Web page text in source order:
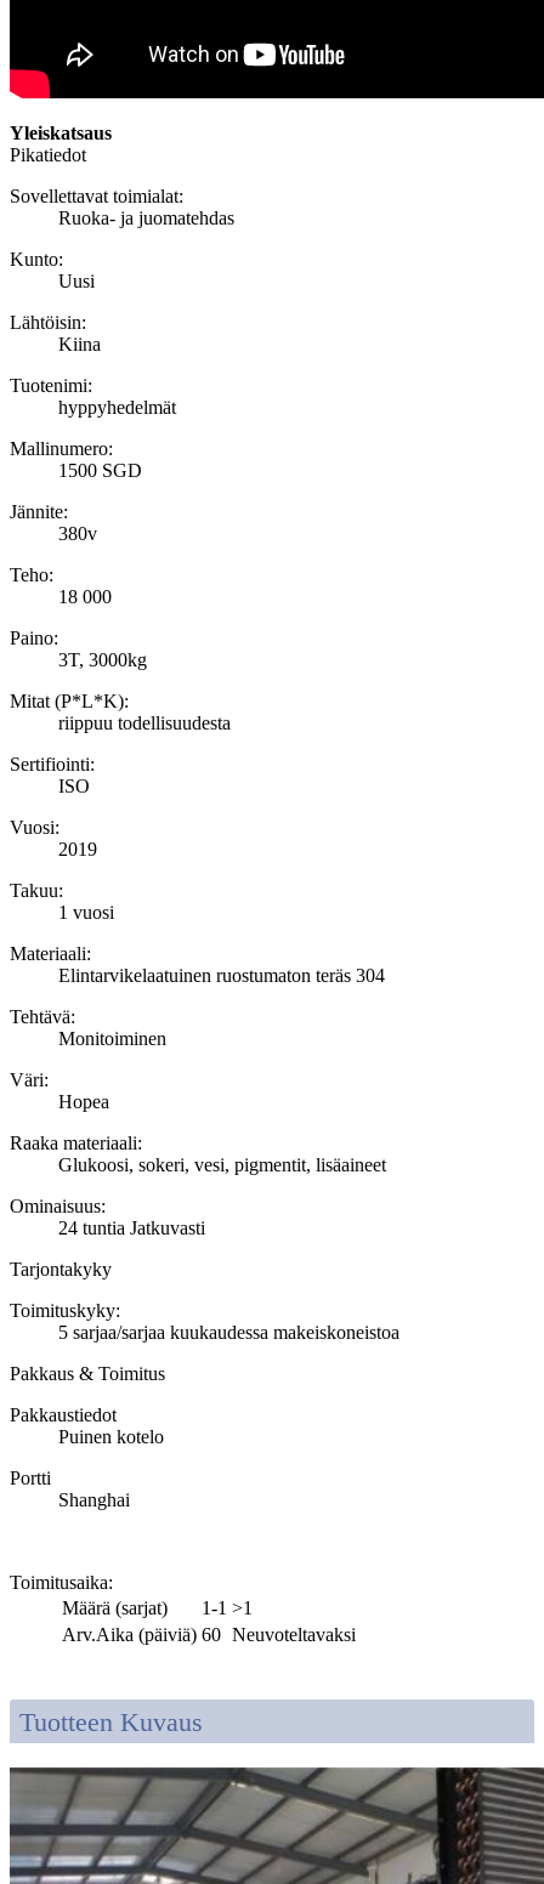
Yleiskatsaus
Pikatiedot
Sovellettavat toimialat:
Ruoka- ja juomatehdas
Kunto:
Uusi
Lähtöisin:
Kiina
Tuotenimi:
hyppyhedelmät
Mallinumero:
1500 SGD
Jännite:
380v
Teho:
18 000
Paino:
3T, 3000kg
Mitat (P*L*K):
riippuu todellisuudesta
Sertifiointi:
ISO
Vuosi:
2019
Takuu:
1 vuosi
Materiaali:
Elintarvikelaatuinen ruostumaton teräs 304
Tehtävä:
Monitoiminen
Väri:
Hopea
Raaka materiaali:
Glukoosi, sokeri, vesi, pigmentit, lisäaineet
Ominaisuus:
24 tuntia Jatkuvasti
Tarjontakyky
Toimituskyky:
5 sarjaa/sarjaa kuukaudessa makeiskoneistoa
Pakkaus & Toimitus
Pakkaustiedot
Puinen kotelo
Portti
Shanghai
Toimitusaika:
Määrä (sarjat)
1-1 >1
Arv.Aika (päiviä) 60 Neuvoteltavaksi
Tuotteen Kuvaus